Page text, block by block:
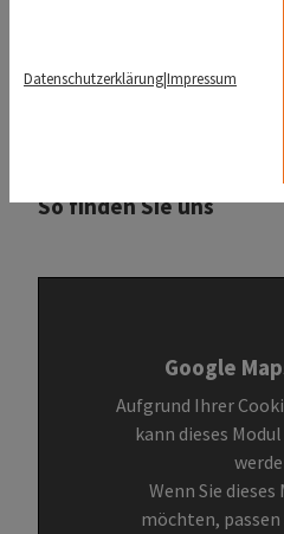
Verarbeitung
So finden Sie uns
Google
Aufgrund Ihrer
kann dieses
Wenn Sie dieses
möchten,
Datenschutzerklärung|Impressum